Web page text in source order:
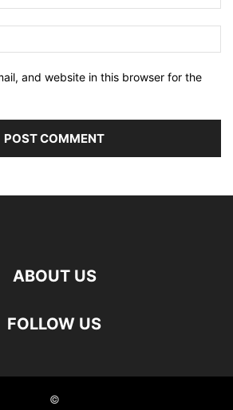
and website in this browser for the
ABOUT US
FOLLOW US
©